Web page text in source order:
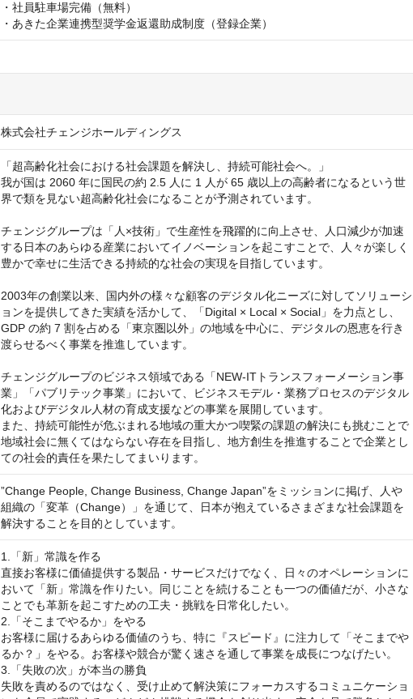
・社員駐車場完備（無料）
・あきた企業連携型奨学金返還助成制度（登録企業）
株式会社チェンジホールディングス
「超高齢化社会における社会課題を解決し、持続可能社会へ。」
我が国は 2060 年に国民の約 2.5 人に 1 人が 65 歳以上の高齢者になるという世
界で類を見ない超高齢化社会になることが予測されています。
チェンジグループは「人×技術」で生産性を飛躍的に向上させ、人口減少が加速
する日本のあらゆる産業においてイノベーションを起こすことで、人々が楽しく
豊かで幸せに生活できる持続的な社会の実現を目指しています。
2003年の創業以来、国内外の様々な顧客のデジタル化ニーズに対してソリューシ
ョンを提供してきた実績を活かして、「Digital × Local × Social」を力点とし、
GDP の約 7 割を占める「東京圏以外」の地域を中心に、デジタルの恩恵を行き
渡らせるべく事業を推進しています。
チェンジグループのビジネス領域である「NEW-ITトランスフォーメーション事
業」「パブリテック事業」において、ビジネスモデル・業務プロセスのデジタル
化およびデジタル人材の育成支援などの事業を展開しています。
また、持続可能性が危ぶまれる地域の重大かつ喫緊の課題の解決にも挑むことで
地域社会に無くてはならない存在を目指し、地方創生を推進することで企業とし
ての社会的責任を果たしてまいります。
”Change People, Change Business, Change Japan”をミッションに掲げ、人や
組織の「変革（Change）」を通じて、日本が抱えているさまざまな社会課題を
解決することを目的としています。
1.「新」常識を作る
直接お客様に価値提供する製品・サービスだけでなく、日々のオペレーションに
おいて「新」常識を作りたい。同じことを続けることも一つの価値だが、小さな
ことでも革新を起こすための工夫・挑戦を日常化したい。
2.「そこまでやるか」をやる
お客様に届けるあらゆる価値のうち、特に『スピード』に注力して「そこまでや
るか？」をやる。お客様や競合が驚く速さを通して事業を成長につなげたい。
3.「失敗の次」が本当の勝負
失敗を責めるのではなく、受け止めて解決策にフォーカスするコミュニケーショ